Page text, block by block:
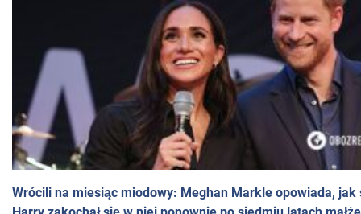
Wrócili na miesiąc miodowy: Meghan Markle opowiada, jak